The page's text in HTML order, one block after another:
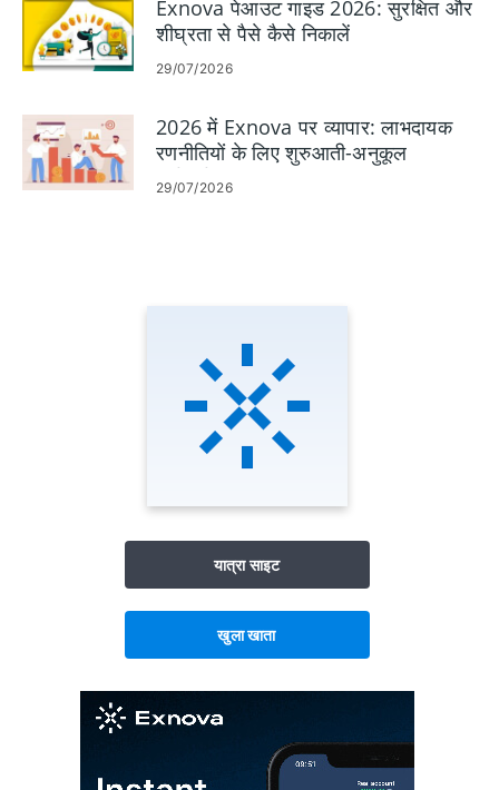
Exnova पेआउट गाइड 2026: सुरक्षित और
शीघ्रता से पैसे कैसे निकालें
29/07/2026
2026 में Exnova पर व्यापार: लाभदायक
रणनीतियों के लिए शुरुआती-अनुकूल
मार्गदर्शिका
29/07/2026
यात्रा साइट
खुला खाता